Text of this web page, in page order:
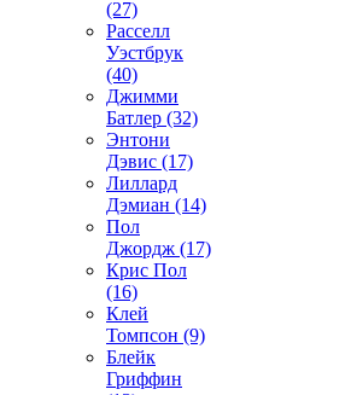
(27)
Расселл
Уэстбрук
(40)
Джимми
Батлер (32)
Энтони
Дэвис (17)
Лиллард
Дэмиан (14)
Пол
Джордж (17)
Крис Пол
(16)
Клей
Томпсон (9)
Блейк
Гриффин